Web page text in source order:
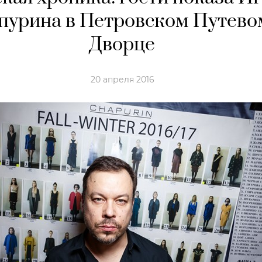
в Петровском
Дворце
20 апреля 2016